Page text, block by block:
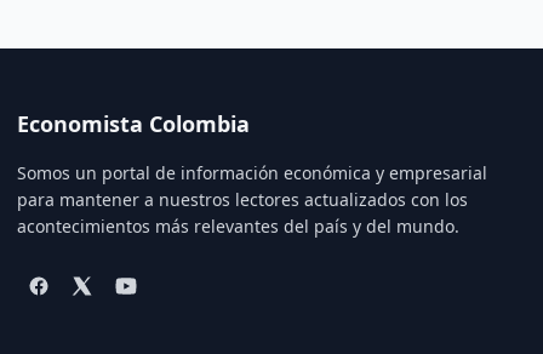
Economista Colombia
Somos un portal de información económica y empresarial
para mantener a nuestros lectores actualizados con los
acontecimientos más relevantes del país y del mundo.